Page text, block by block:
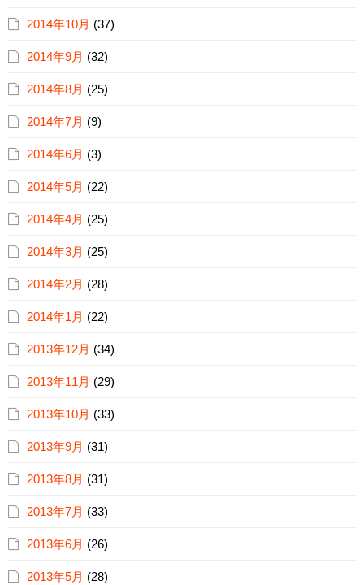
2014年10月 (37)
2014年9月 (32)
2014年8月 (25)
2014年7月 (9)
2014年6月 (3)
2014年5月 (22)
2014年4月 (25)
2014年3月 (25)
2014年2月 (28)
2014年1月 (22)
2013年12月 (34)
2013年11月 (29)
2013年10月 (33)
2013年9月 (31)
2013年8月 (31)
2013年7月 (33)
2013年6月 (26)
2013年5月 (28)